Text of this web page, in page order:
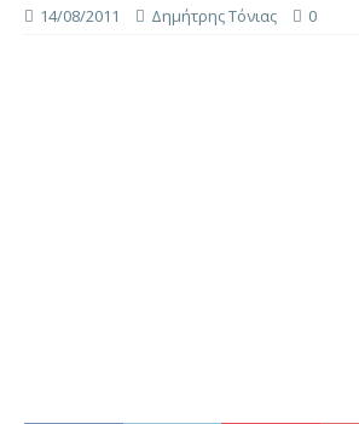
14/08/2011 Δημήτρης Τόνιας 0